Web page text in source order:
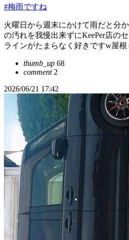
#梅雨ですね
火曜日から週末にかけて雨だと分
の汚れを我慢出来ずにKeePer店の
ラインがたまらなく好きですw屋根
thumb_up 68
comment2
2026/06/21 17:42